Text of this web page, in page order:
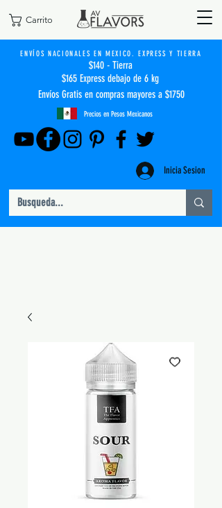
Carrito
ENVÍOS NACIONALES EN MEXICO. EXPRESS Y TIERRA
$140 - Tierra
$165 Express debajo de 6 kg
Envíos Gratis en compras mayores a $1750
Precios en Pesos Mexicanos
Inicia Sesion